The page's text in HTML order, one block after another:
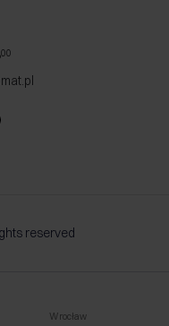
00
reserved
Wrocław